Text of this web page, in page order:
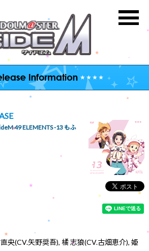
49 ELEMENTS -13 もふ
央(CV.矢野奨吾), 橘 志狼(CV.古畑恵介), 姫